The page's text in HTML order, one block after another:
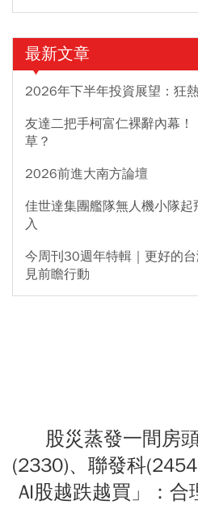
最新文章
2026年下半年投資展望：狂
友達二把手柯富仁裸辭內幕
草？
2026前進大南方論壇
佳世達集團艦隊無人機小隊
入
今周刊30週年特輯｜更好的
見前瞻行動
股災蒸發一間房
(2330)、聯發科
AI股越跌越買」：合